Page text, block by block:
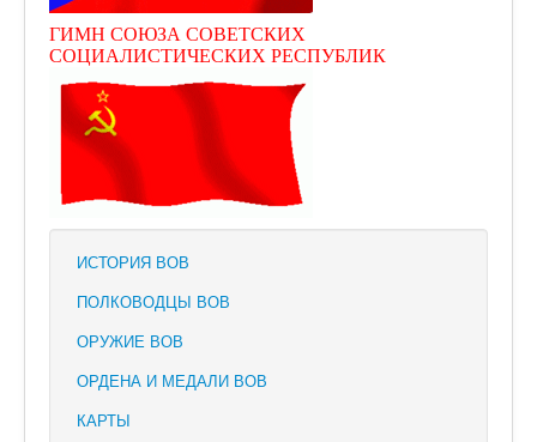
ГИМН СОЮЗА СОВЕТСКИХ
СОЦИАЛИСТИЧЕСКИХ РЕСПУБЛИК
ИСТОРИЯ ВОВ
ПОЛКОВОДЦЫ ВОВ
ОРУЖИЕ ВОВ
ОРДЕНА И МЕДАЛИ ВОВ
КАРТЫ